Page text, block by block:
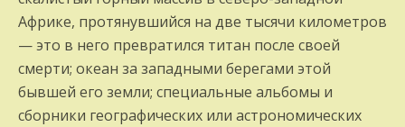
Африке, протянувшийся на две тысячи километров
— это в него превратился титан после своей
смерти; океан за западными берегами этой
бывшей его земли; специальные альбомы и
сборники географических или астрономических